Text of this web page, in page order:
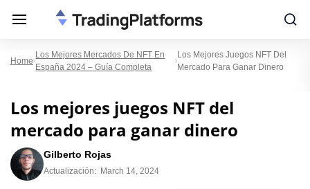
Home
Los Mejores Mercados De NFT En
España 2024 – Guía Completa
Los Mejores Juegos NFT Del
Mercado Para Ganar Dinero
Los mejores juegos NFT del
mercado para ganar dinero
Gilberto Rojas
Actualización: March 14, 2024